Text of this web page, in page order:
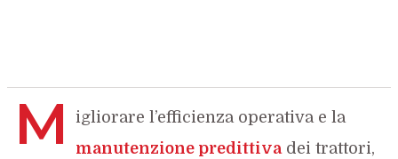
M
igliorare l’efficienza operativa e la
manutenzione predittivadei trattori,